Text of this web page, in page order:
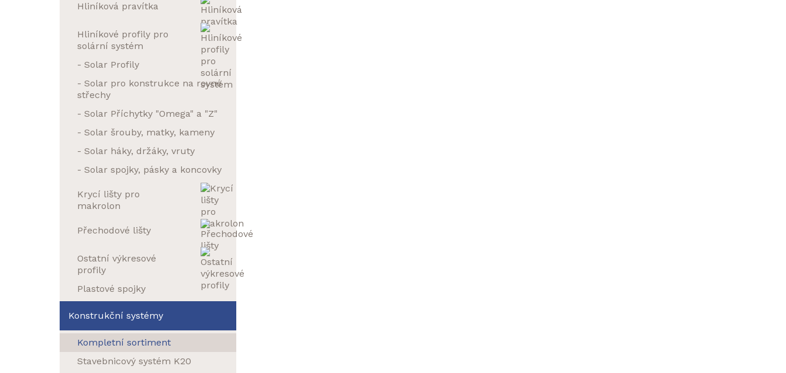
Hliníková pravítka
Hliníkové profily pro
solární systém
- Solar Profily
- Solar pro konstrukce na rovné
střechy
- Solar Příchytky "Omega" a "Z"
- Solar šrouby, matky, kameny
- Solar háky, držáky, vruty
- Solar spojky, pásky a koncovky
Krycí lišty pro
makrolon
Přechodové lišty
Ostatní výkresové
profily
Plastové spojky
Konstrukční systémy
Kompletní sortiment
Stavebnicový systém K20